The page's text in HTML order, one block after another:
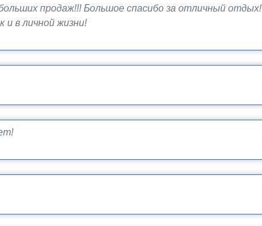
продаж!!! Большое спасибо за отличный отдых!
и в личной жизни!